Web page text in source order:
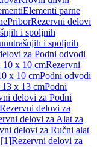
Elementi parne
PriborRezervni delovi
i spoljnih
i spoljnih
za Podni odvodi
10 x 10 cmRezervni
x 10 cmPodni odvodi
x 13 cmPodni
delovi za Podni
Rezervni delovi za
delovi za Alat za
delovi za Ručni alat
[1]Rezervni delovi za